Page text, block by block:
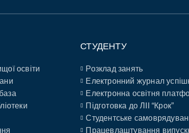
освіти
СТУДЕНТУ
Розклад занять
Електронний журнал
Електронна освітня
Підготовка до ЛІІ “Крок”
Студентське
Працевлаштування